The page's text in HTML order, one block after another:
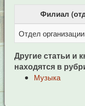
Филиал
Отдел
Другие статьи и
находятся в
Музыка